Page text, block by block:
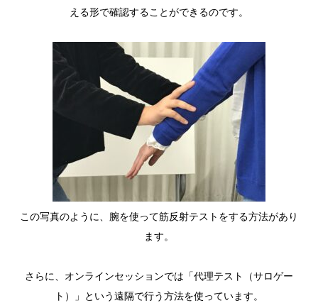
える形で確認することができるのです。
この写真のように、腕を使って筋反射テストをする方法があり
ます。
さらに、オンラインセッションでは「代理テスト（サロゲー
ト）」という遠隔で行う方法を使っています。